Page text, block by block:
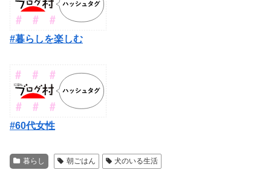
#暮らしを楽しむ
#60代女性
暮らし 朝ごはん 犬のいる生活